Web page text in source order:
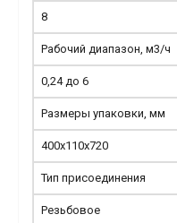
8
Рабочий диапазон, м3/ч
0,24 до 6
Размеры упаковки, мм
400х110х720
Тип присоединения
Резьбовое